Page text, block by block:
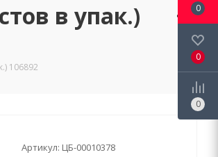
в упак.)
106892
Артикул: ЦБ-00010378
0
0
0